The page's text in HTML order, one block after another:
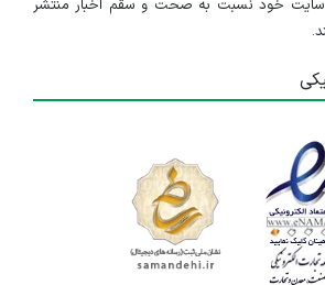
سایت خود نسبت به صحت و سقم اخبار منتشر